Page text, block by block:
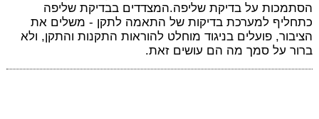
הסתמכות על בדיקת שליפה.המצדדים בבדיקת שליפה
כתחליף למערכת בדיקות של התאמה לתקן - משלים את
הציבור, פועלים בניגוד מוחלט להוראות התקנות והתקן, ולא
ברור על סמך מה הם עושים זאת.